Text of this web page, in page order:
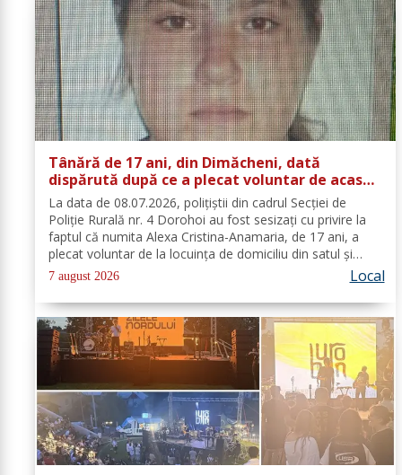
Tânără de 17 ani, din Dimăcheni, dată
dispărută după ce a plecat voluntar de acasă
și nu a mai revenit
La data de 08.07.2026, polițiștii din cadrul Secției de
Poliție Rurală nr. 4 Dorohoi au fost sesizați cu privire la
faptul că numita Alexa Cristina-Anamaria, de 17 ani, a
plecat voluntar de la locuința de domiciliu din satul și
comuna Dimăcheni, județul Botoșani. Semnalmentele
numitei Alexa...
7 august 2026 Local